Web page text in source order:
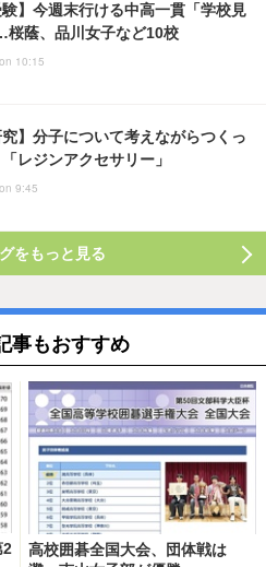
験】今週末行ける中高一貫「学校見
蔭、品川女子など10校
10:15
究】分子について考えながらつくっ
レジンアクセサリー」
9:45
をもっと見る
事もおすすめ
2
高校囲碁全国大会、団体戦は